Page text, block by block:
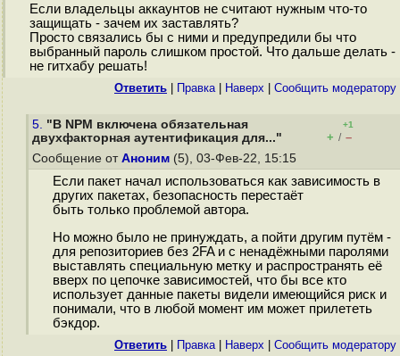
Если владельцы аккаунтов не считают нужным что-то
защищать - зачем их заставлять?
Просто связались бы с ними и предупредили бы что
выбранный пароль слишком простой. Что дальше делать -
не гитхабу решать!
Ответить Правка| Наверх Cообщить модератору
5. "В NPM включена обязательная
двухфакторная аутентификация для..."
+1
+ / –
Сообщение от Аноним (5), 03-Фев-22, 15:15
Если пакет начал использоваться как зависимость в
других пакетах, безопасность перестаёт
быть только проблемой автора.
Но можно было не принуждать, а пойти другим путём -
для репозиториев без 2FA и с ненадёжными паролями
выставлять специальную метку и распространять её
вверх по цепочке зависимостей, что бы все кто
использует данные пакеты видели имеющийся риск и
понимали, что в любой момент им может прилететь
бэкдор.
Ответить Правка| Наверх Cообщить модератору